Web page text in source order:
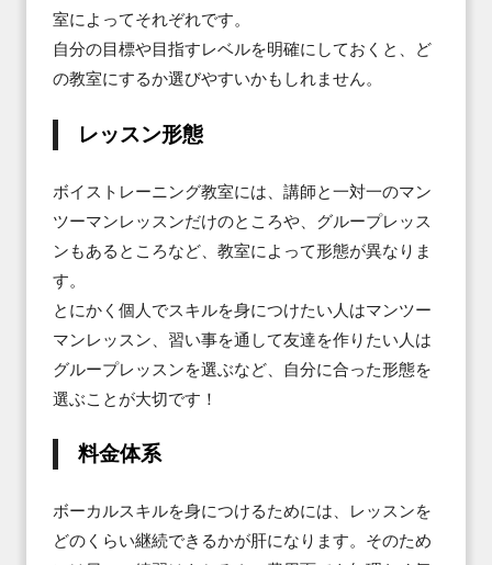
室によってそれぞれです。
自分の目標や目指すレベルを明確にしておくと、ど
の教室にするか選びやすいかもしれません。
レッスン形態
ボイストレーニング教室には、講師と一対一のマン
ツーマンレッスンだけのところや、グループレッス
ンもあるところなど、教室によって形態が異なりま
す。
とにかく個人でスキルを身につけたい人はマンツー
マンレッスン、習い事を通して友達を作りたい人は
グループレッスンを選ぶなど、自分に合った形態を
選ぶことが大切です！
料金体系
ボーカルスキルを身につけるためには、レッスンを
どのくらい継続できるかが肝になります。そのため